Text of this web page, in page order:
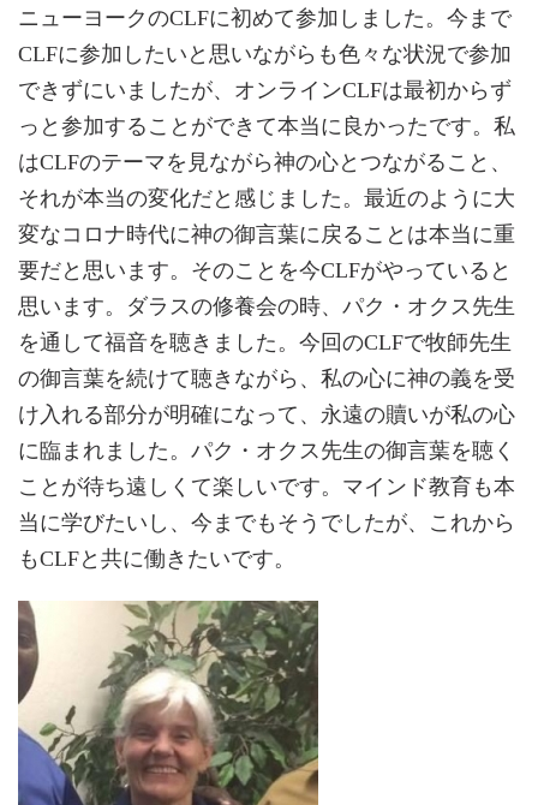
ニューヨークのCLFに初めて参加しました。今まで
CLFに参加したいと思いながらも色々な状況で参加
できずにいましたが、オンラインCLFは最初からず
っと参加することができて本当に良かったです。私
はCLFのテーマを見ながら神の心とつながること、
それが本当の変化だと感じました。最近のように大
変なコロナ時代に神の御言葉に戻ることは本当に重
要だと思います。そのことを今CLFがやっていると
思います。ダラスの修養会の時、パク・オクス先生
を通して福音を聴きました。今回のCLFで牧師先生
の御言葉を続けて聴きながら、私の心に神の義を受
け入れる部分が明確になって、永遠の贖いが私の心
に臨まれました。パク・オクス先生の御言葉を聴く
ことが待ち遠しくて楽しいです。マインド教育も本
当に学びたいし、今までもそうでしたが、これから
もCLFと共に働きたいです。